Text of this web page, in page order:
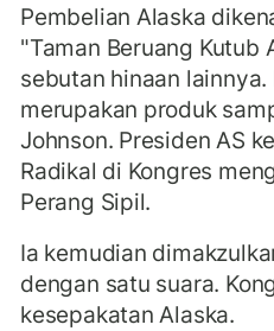
Pembelian Alaska
"Taman Beruang Kutub
sebutan hinaan
merupakan produk
Johnson. Presiden AS
Radikal di Kongres
Perang Sipil.
Ia kemudian
dengan satu suara.
kesepakatan Alaska.